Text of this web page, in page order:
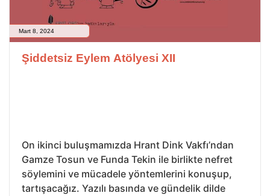
Mart 8, 2024
Şiddetsiz Eylem Atölyesi XII
On ikinci buluşmamızda Hrant Dink Vakfı’ndan
Gamze Tosun ve Funda Tekin ile birlikte nefret
söylemini ve mücadele yöntemlerini konuşup,
tartışacağız. Yazılı basında ve gündelik dilde